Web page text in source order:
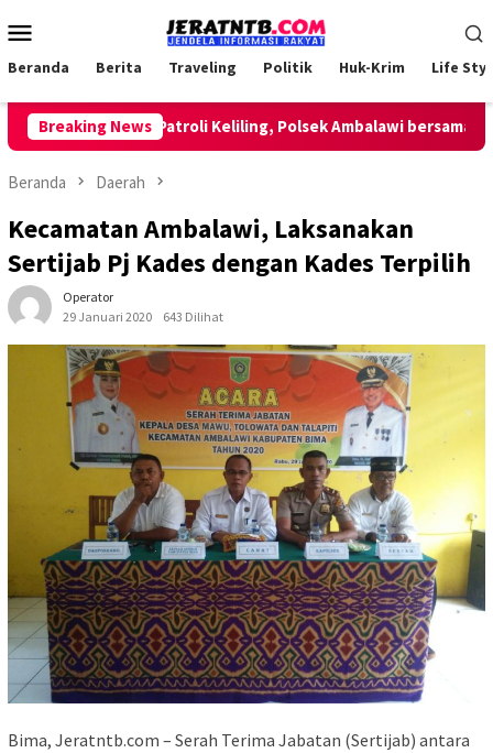
ke
Mobile
Beranda Berita Traveling Politik Huk-Krim Life
Breaking News
Lakukan Patroli Keliling, Polsek Ambalawi bersama TNI
Beranda Daerah
Kecamatan Ambalawi, Laksanakan
Sertijab Pj Kades dengan Kades Terpilih
Operator
29 Januari 2020
643 Dilihat
Bima, Jeratntb.com – Serah Terima Jabatan (Sertijab) antara